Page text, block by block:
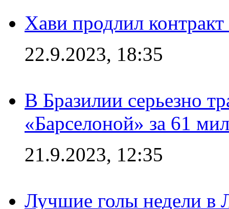
Хави продлил
22.9.2023, 18:35
В Бразилии серьезно
«Барселоной» за 61
21.9.2023, 12:35
Лучшие голы недели в